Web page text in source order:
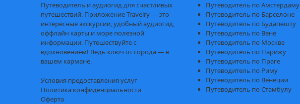
Путеводитель и аудиогид для счастливых
путешествий. Приложение Travelry — это
интересные экскурсии, удобный аудиогид,
оффлайн карты и море полезной
информации. Путешествуйте с
вдохновением! Ведь ключ от города — в
вашем кармане.
Условия предоставления услуг
Политика конфиденциальности
Оферта
Путеводитель по Амстердаму
Путеводитель по Барселоне
Путеводитель по Будапешту
Путеводитель по Вене
Путеводитель по Москве
Путеводитель по Парижу
Путеводитель по Праге
Путеводитель по Риму
Путеводитель по Венеции
Путеводитель по Стамбулу